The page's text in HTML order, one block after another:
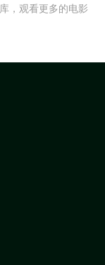
，观看更多的电影